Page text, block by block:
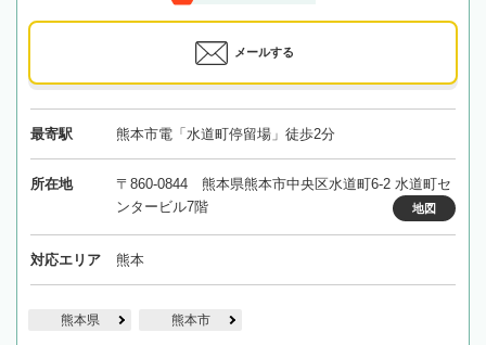
メールする
最寄駅 熊本市電「水道町停留場」徒歩2分
所在地
〒860-0844 熊本県熊本市中央区水道町6-2 水道町セ
ンタービル7階
地図
対応エリア 熊本
熊本県 熊本市